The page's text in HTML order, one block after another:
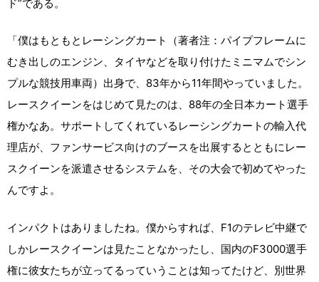
ド”である。
「僕はもともとレーシングカート（著者注：パイプフレームに
むき出しのエンジン、タイヤなどを取り付けたミニマムでシン
プルな競技用車両）出身で、83年から11年間やっていました。
レースクイーンをはじめて見たのは、88年の全日本カート選手
権かなあ。サポートしてくれているレーシングカートの輸入代
理店が、ファンサービス向けのブースを出展するとともにレー
スクイーンを派遣させるシステムを、その大会で初めてやった
んですよ。
インパクトはありましたね。僕からすれば、F1のテレビ中継で
しかレースクイーンは見たことなかったし、国内のF3000選手
権に彼女たちが立ってるっていうことは知ってたけど、別世界